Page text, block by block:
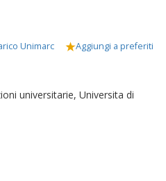
Unimarc
Aggiungi a preferiti
universitarie, Universita di